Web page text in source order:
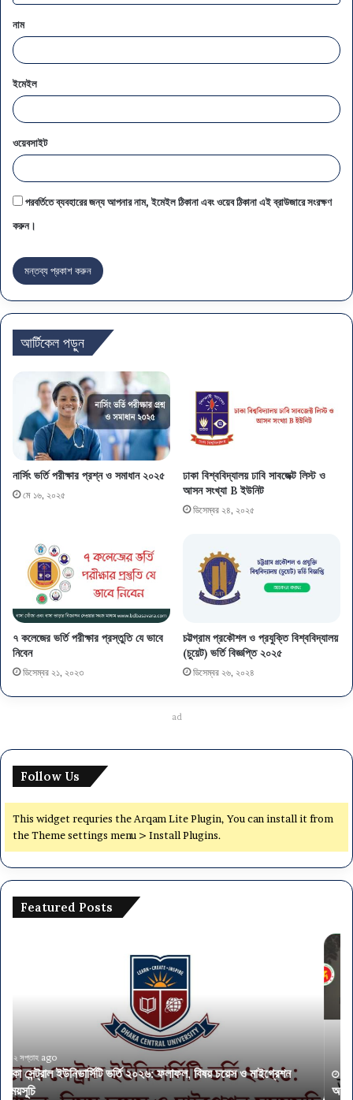
নাম
ইমেইল
ওয়েবসাইট
পরবর্তিতে ব্যবহারের জন্য আপনার নাম, ইমেইল ঠিকানা এবং ওয়েব ঠিকানা এই ব্রাউজারে সংরক্ষণ
করুন।
আর্টিকেল পড়ুন
নার্সিং ভর্তি পরীক্ষার প্রশ্ন ও সমাধান ২০২৫
মে ১৬, ২০২৫
ঢাকা বিশ্ববিদ্যালয় ঢাবি সাবজেক্ট লিস্ট ও
আসন সংখ্যা B ইউনিট
ডিসেম্বর ২৪, ২০২৫
৭ কলেজের ভর্তি পরীক্ষার প্রস্তুতি যে ভাবে
নিবেন
ডিসেম্বর ২১, ২০২৩
চট্টগ্রাম প্রকৌশল ও প্রযুক্তি বিশ্ববিদ্যালয়
(চুয়েট) ভর্তি বিজ্ঞপ্তি ২০২৫
ডিসেম্বর ২৬, ২০২৪
ad
Follow Us
This widget requries the Arqam Lite Plugin, You can install it from
the Theme settings menu > Install Plugins.
Featured Posts
এইচএসসি
পাসেও৩ সপ্তাহ ago
অর্থ মন্ত্রণালয়ে ৫৭৫ পদে নিয়োগ, আবেদন এসএসসি-এইচএসসি পাসেও